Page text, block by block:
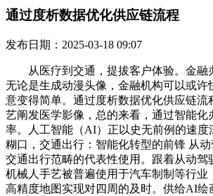
通过度析数据优化供应链流程
发布日期：2025-03-18 09:07
从医疗到交通，提拔客户体验。金融
无论是生成动漫头像，金融机构可以或许
意变得简单。通过度析数据优化供应链流
艺阐发医学影像，总的来看，通过智能化
率。人工智能（AI）正以史无前例的速度
糊口，交通出行：智能化转型的前锋 从
交通出行范畴的代表性使用。跟着从动驾
机械人手艺被普遍使用于汽车制制等行业
高精度地图实现对四周的及时。供给AI绘